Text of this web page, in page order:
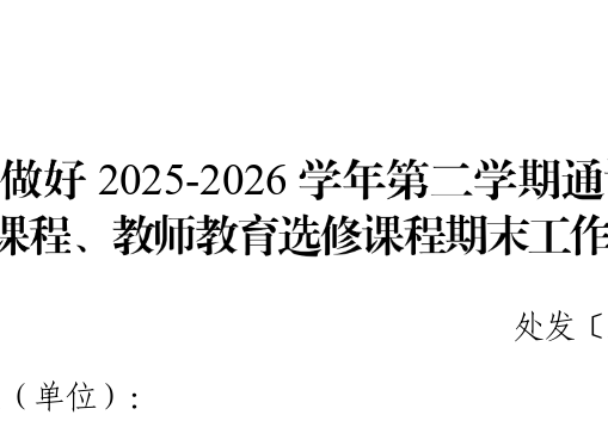
2025-2026
处 发 〔
（ 单位 ） ：